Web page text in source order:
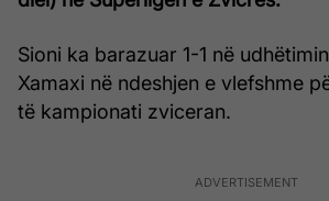
Sioni ka barazuar 1-1 në
Xamaxi në ndeshjen e vlefshme
të kampionati zviceran.